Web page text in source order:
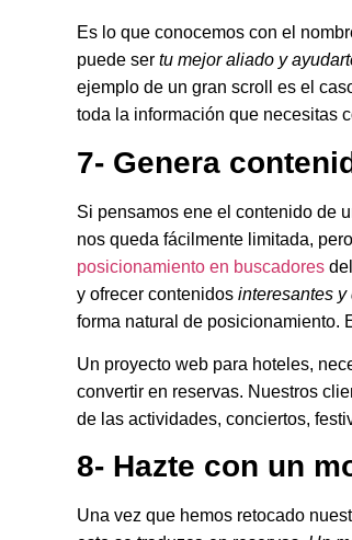
Es lo que conocemos con el
puede ser tu mejor aliado y
ejemplo de un gran scroll es el
toda la información que necesitas
7- Genera
Si pensamos ene el contenido de
nos queda fácilmente limitada,
posicionamiento en buscadores
y ofrecer contenidos interesantes y
forma natural de posicionamiento.
Un proyecto web para hoteles,
convertir en reservas. Nuestros
de las actividades, conciertos,
8- Hazte con un
Una vez que hemos retocado